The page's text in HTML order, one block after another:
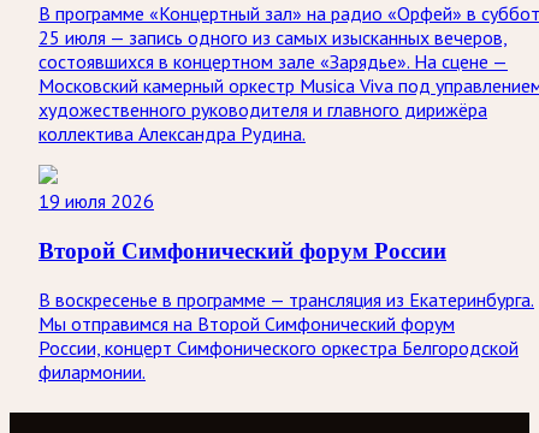
В программе «Концертный зал» на радио «Орфей» в
25 июля — запись одного из самых изысканных вечеров,
состоявшихся в концертном зале «Зарядье». На сцене —
Московский камерный оркестр Musica Viva под
художественного руководителя и главного дирижёра
коллектива Александра Рудина.
19 июля 2026
Второй Симфонический форум России
В воскресенье в программе — трансляция из Екатеринбурга.
Мы отправимся на Второй Симфонический форум
России, концерт Симфонического оркестра Белгородской
филармонии.